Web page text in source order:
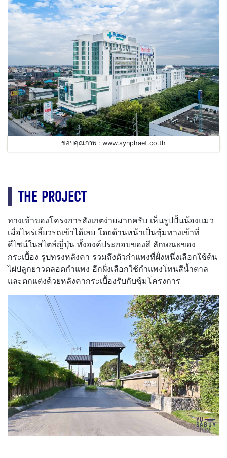
ขอบคุณภาพ : www.synphaet.co.th
THE PROJECT
ทางเข้าของโครงการสังเกตง่ายมากครับ เห็นรูปปั้นน้องแมว
เมื่อไหร่เลี้ยวรถเข้าได้เลย โดยด้านหน้าเป็นซุ้มทางเข้าที่
ดีไซน์ในสไตล์ญี่ปุ่น ทั้งองค์ประกอบของสี ลักษณะของ
กระเบื้อง รูปทรงหลังคา รวมถึงตัวกำแพงที่ฝั่งหนึ่งเลือกใช้ต้น
ไผ่ปลูกยาวตลอดกำแพง อีกฝั่งเลือกใช้กำแพงโทนสีน้ำตาล
และตกแต่งด้วยหลังคากระเบื้องรับกับซุ้มโครงการ